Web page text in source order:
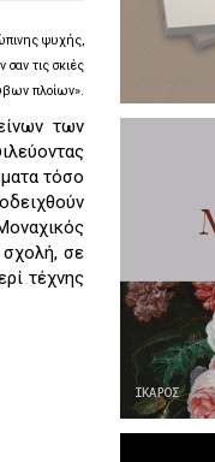
ψυχής,
τις σκιές
πλοίων».
των
τόσο
σχολή, σε
τέχνης